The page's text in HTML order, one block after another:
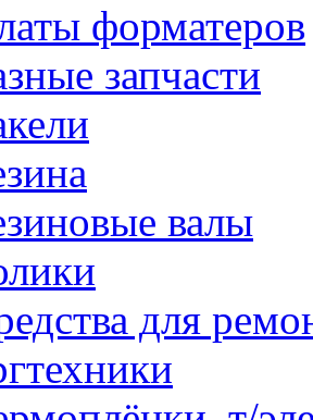
форматеров
запчасти
валы
для